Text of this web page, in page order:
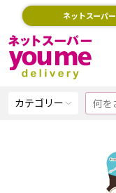
ネットスーパー
カテゴリー